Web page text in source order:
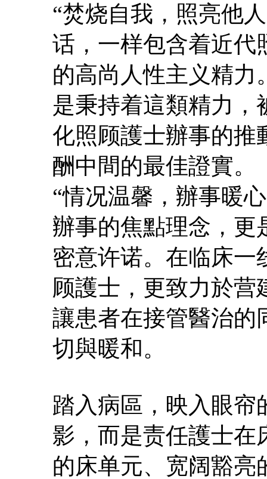
“焚烧自我，照亮他
话，一样包含着近代
的高尚人性主义精力
是秉持着這類精力，
化照顾護士辦事的推
酬中間的最佳證實。
“情况温馨，辦事暖
辦事的焦點理念，更
密意许诺。在临床一
顾護士，更致力於营
讓患者在接管醫治的
切與暖和。
踏入病區，映入眼帘
影，而是责任護士在
的床单元、宽阔豁亮